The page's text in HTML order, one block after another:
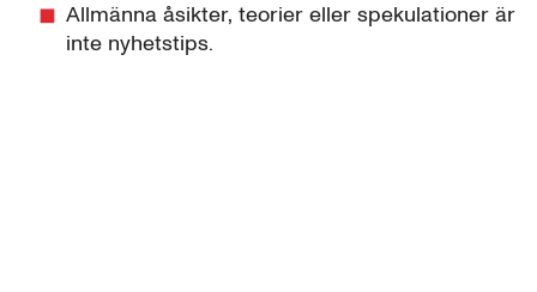
Allmänna åsikter, teorier eller spekulationer är
inte nyhetstips.